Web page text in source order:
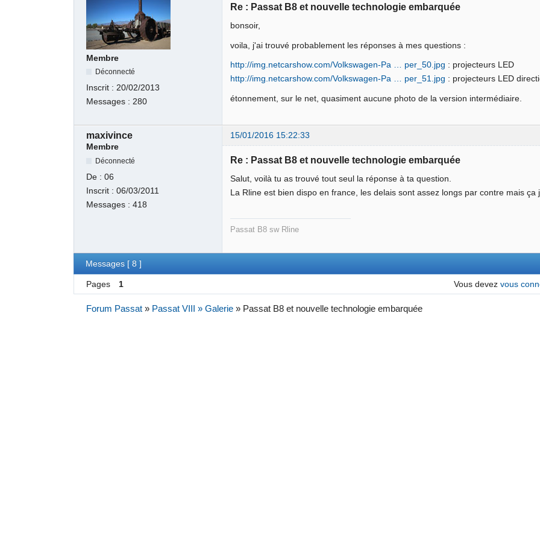
Membre
Déconnecté
Inscrit :20/02/2013
Messages :280
Re : Passat B8 et nouvelle technologie embarquée
bonsoir,
voila, j'ai trouvé probablement les réponses à mes questions :
http://img.netcarshow.com/Volkswagen-Pa … per_50.jpg : projecteurs LED
http://img.netcarshow.com/Volkswagen-Pa … per_51.jpg : projecteurs LED
étonnement, sur le net, quasiment aucune photo de la version intermédiaire.
maxivince
15/01/2016 15:22:33
Membre
Déconnecté
De :06
Inscrit :06/03/2011
Messages :418
Re : Passat B8 et nouvelle technologie embarquée
Salut, voilà tu as trouvé tout seul la réponse à ta question.
La Rline est bien dispo en france, les delais sont assez longs par contre mais
Passat B8 sw Rline
Messages [ 8 ]
Pages 1 Vous devez vous
Forum Passat » Passat VIII » Galerie » Passat B8 et nouvelle technologie embarquée